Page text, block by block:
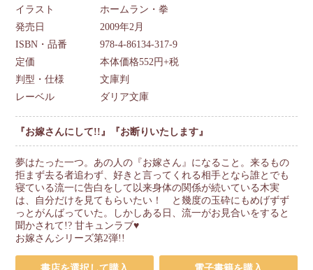
イラスト
ホームラン・拳
発売日
2009年2月
ISBN・品番
978-4-86134-317-9
定価
本体価格552円+税
判型・仕様
文庫判
レーベル
ダリア文庫
『お嫁さんにして!!』『お断りいたします』
夢はたった一つ。あの人の『お嫁さん』になること。来るもの
拒まず去る者追わず、好きと言ってくれる相手となら誰とでも
寝ている流一に告白をして以来身体の関係が続いている木実
は、自分だけを見てもらいたい！ と幾度の玉砕にもめげずず
っとがんばっていた。しかしある日、流一がお見合いをすると
聞かされて!? 甘キュンラブ♥
お嫁さんシリーズ第2弾!!